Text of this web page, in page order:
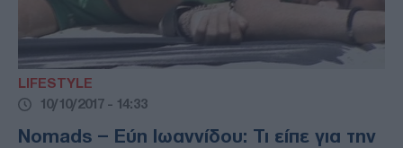
LIFESTYLE
10/10/2017 - 14:33
Nomads – Εύη Ιωαννίδου: Τι είπε για την